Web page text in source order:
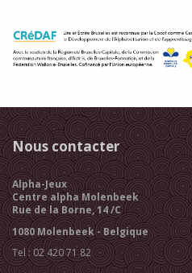
Nous contacter
Alpha-Jeux
Centre alpha Molenbeek
Rue de la Borne, 14 /C
1080 Molenbeek - Belgique
Tel : 02 420 71 82